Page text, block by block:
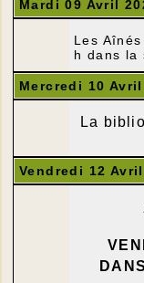
Mardi 09 Avril
Les
h dans la
Mercredi 10 Avril
La
Vendredi 12